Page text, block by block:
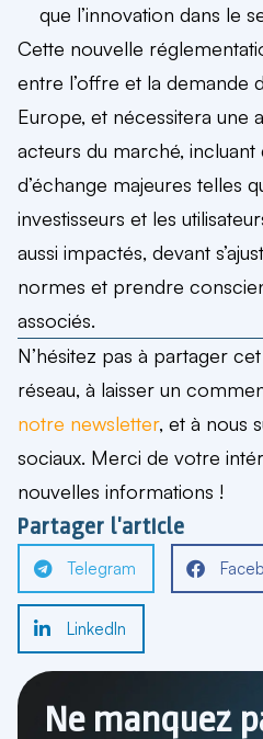
que l’innovation dans le
Cette nouvelle
entre l’offre et la demande
Europe, et nécessitera une
acteurs du marché,
d’échange majeures telles
investisseurs et les
aussi impactés, devant
normes et prendre
associés.
N’hésitez pas à partager
réseau, à laisser un
notre newsletter, et à nous
sociaux. Merci de votre
nouvelles informations !
Partager l'article
Telegram
LinkedIn
Ne manquez